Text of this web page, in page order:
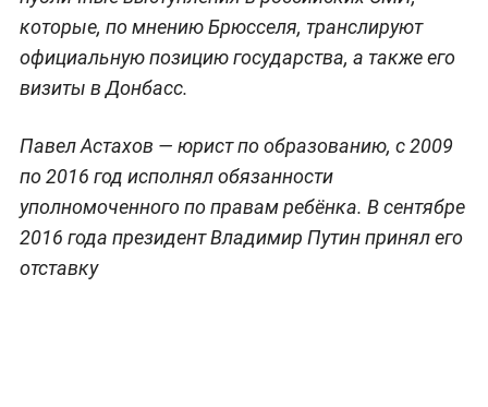
которые, по мнению Брюсселя, транслируют
официальную позицию государства, а также его
визиты в Донбасс.
Павел Астахов — юрист по образованию, с 2009
по 2016 год исполнял обязанности
уполномоченного по правам ребёнка. В сентябре
2016 года президент Владимир Путин принял его
отставку